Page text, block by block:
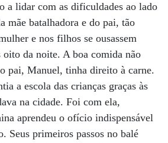
a lidar com as dificuldades ao lado
mãe batalhadora e do pai, tão
e nos filhos se ousassem
oito da noite. A boa comida não
pai, Manuel, tinha direito à carne.
a escola das crianças graças às
na cidade. Foi com ela,
aprendeu o ofício indispensável
Seus primeiros passos no balé